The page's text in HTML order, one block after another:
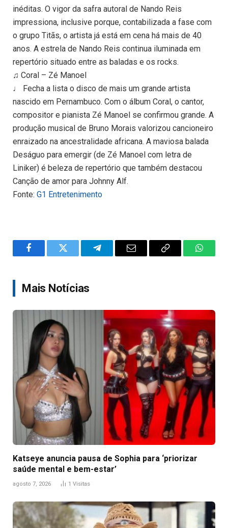
inéditas. O vigor da safra autoral de Nando Reis
impressiona, inclusive porque, contabilizada a fase com
o grupo Titãs, o artista já está em cena há mais de 40
anos. A estrela de Nando Reis continua iluminada em
repertório situado entre as baladas e os rocks.
♫ Coral – Zé Manoel
♩ Fecha a lista o disco de mais um grande artista
nascido em Pernambuco. Com o álbum Coral, o cantor,
compositor e pianista Zé Manoel se confirmou grande. A
produção musical de Bruno Morais valorizou cancioneiro
enraizado na ancestralidade africana. A maviosa balada
Deságuo para emergir (de Zé Manoel com letra de
Liniker) é beleza de repertório que também destacou
Canção de amor para Johnny Alf.
Fonte: G1 Entretenimento
FacebookTwitter TelegramEmail
Copy
Mais Notícias
Katseye anuncia pausa de Sophia para ‘priorizar
saúde mental e bem-estar’
agosto 7, 2026 1 Visitas